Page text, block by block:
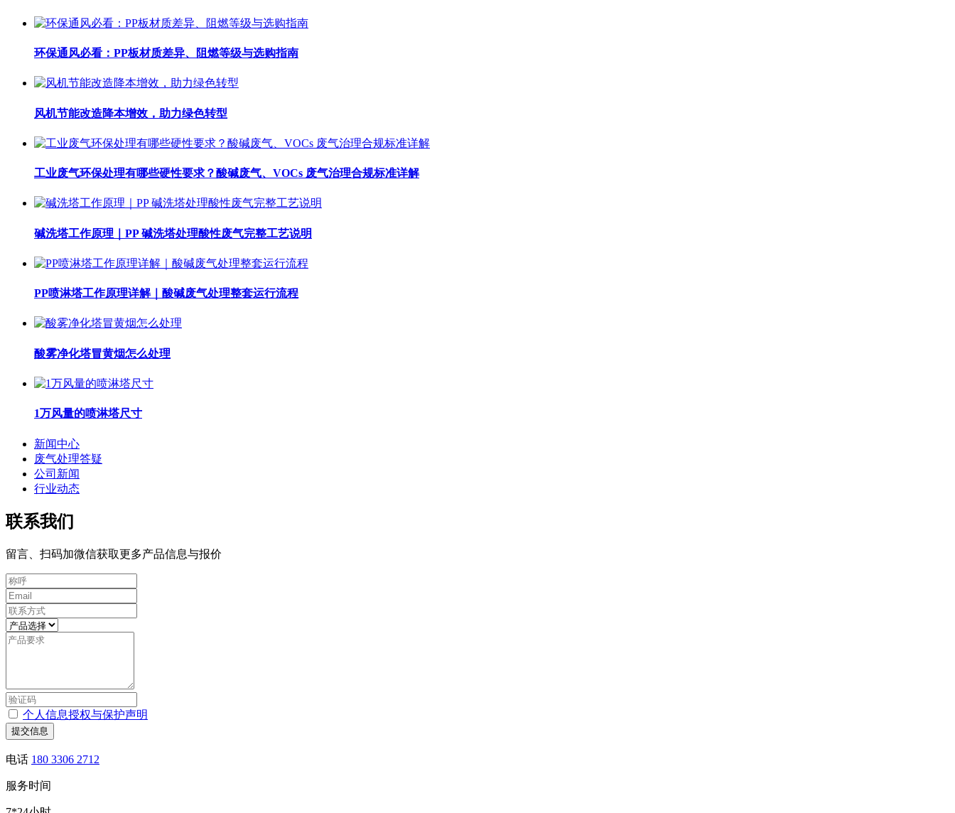
环保通风必看：PP板材质差异、阻燃等级与选购指南
风机节能改造降本增效，助力绿色转型
工业废气环保处理有哪些硬性要求？酸碱废气、VOCs 废气治理合规标准详解
碱洗塔工作原理｜PP 碱洗塔处理酸性废气完整工艺说明
PP喷淋塔工作原理详解｜酸碱废气处理整套运行流程
酸雾净化塔冒黄烟怎么处理
1万风量的喷淋塔尺寸
新闻中心
废气处理答疑
公司新闻
行业动态
联系我们
留言、扫码加微信获取更多产品信息与报价
个人信息授权与保护声明
提交信息
电话 180 3306 2712
服务时间